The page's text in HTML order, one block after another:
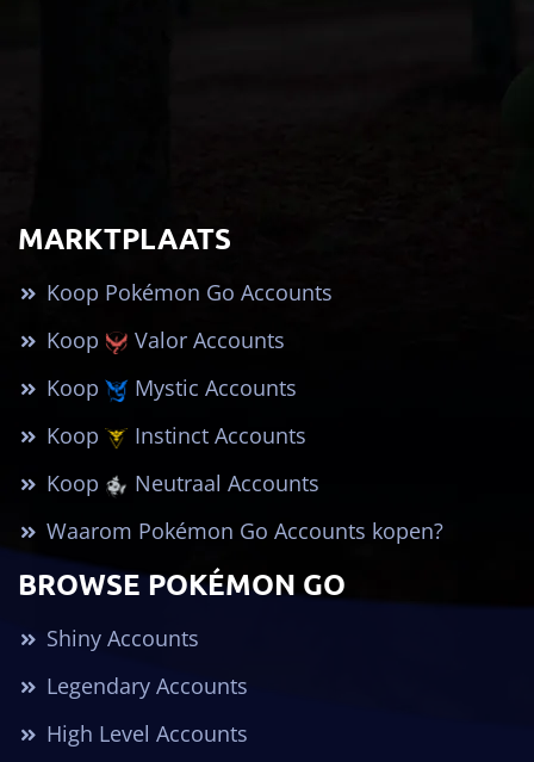
MARKTPLAATS
Koop Pokémon Go Accounts
Koop
Valor Accounts
Koop
Mystic Accounts
Koop
Instinct Accounts
Koop
Neutraal Accounts
Waarom Pokémon Go Accounts kopen?
BROWSE POKÉMON GO
Shiny Accounts
Legendary Accounts
High Level Accounts